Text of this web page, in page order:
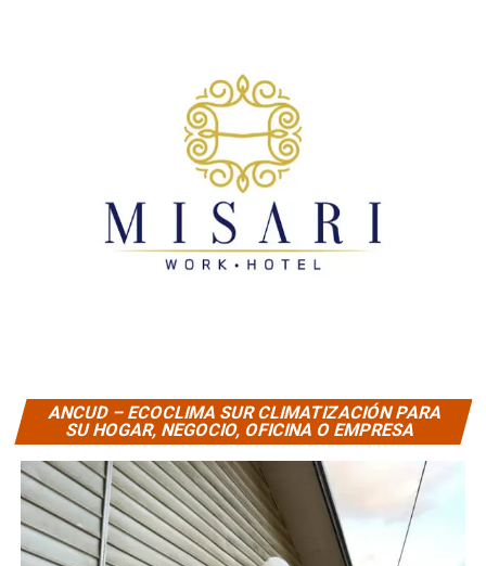
ANCUD – ECOCLIMA SUR CLIMATIZACIÓN PARA
SU HOGAR, NEGOCIO, OFICINA O EMPRESA